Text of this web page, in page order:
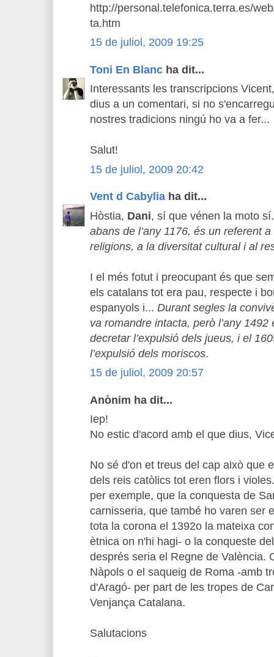
http://personal.telefonica.terra.es/
ta.htm
15 de juliol, 2009 19:25
Toni En Blanc ha dit...
Interessants les transcripcions
dius a un comentari, si no
nostres tradicions ningú ho va a fer...
Salut!
15 de juliol, 2009 20:42
Vent d Cabylia ha dit...
Hòstia, Dani, sí que vénen la moto
abans de l’any 1176, és un referent
religions, a la diversitat cultural i al
I el més fotut i preocupant és que
els catalans tot era pau, respecte i
espanyols i... Durant segles la
va romandre intacta, però l’any
decretar l’expulsió dels jueus, i el
l’expulsió dels moriscos.
15 de juliol, 2009 20:57
Anònim ha dit...
Iep!
No estic d'acord amb el que dius,
No sé d'on et treus del cap això que
dels reis catòlics tot eren flors i
per exemple, que la conquesta de
carnisseria, que també ho varen ser
tota la corona el 1392o la mateixa
ètnica on n'hi hagi- o la conqueste
després seria el Regne de València.
Nàpols o el saqueig de Roma -amb
d'Aragó- per part de les tropes de
Venjança Catalana.
Salutacions